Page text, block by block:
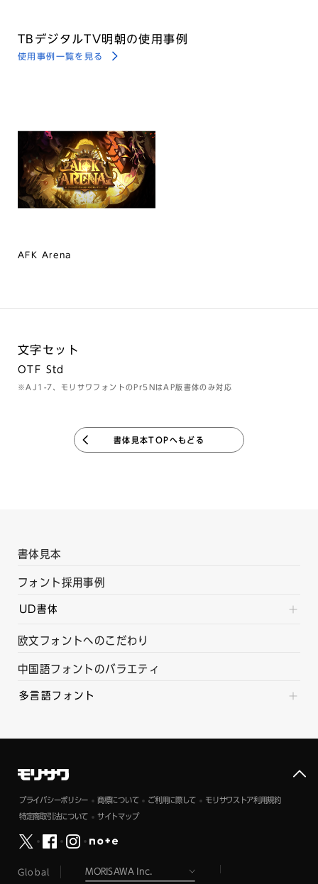
TBデジタルTV明朝の使用事例
使用事例一覧を見る
AFK Arena
文字セット
OTF Std
※AJ1-7、モリサワフォントのPr5NはAP版書体のみ対応
書体見本TOPへもどる
書体見本
フォント採用事例
UD書体
欧文フォントへのこだわり
中国語フォントのバラエティ
多言語フォント
プライバシーポリシー 商標について ご利用に際して モリサワストア利用規約
特定商取引法について サイトマップ
Global